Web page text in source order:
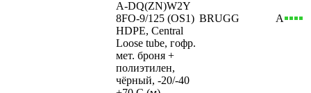
A-DQ(ZN)W2Y
8FO-9/125 (OS1)
HDPE, Central
Loose tube, гофр.
мет. броня +
полиэтилен,
чёрный, -20/-40
BRUGG А